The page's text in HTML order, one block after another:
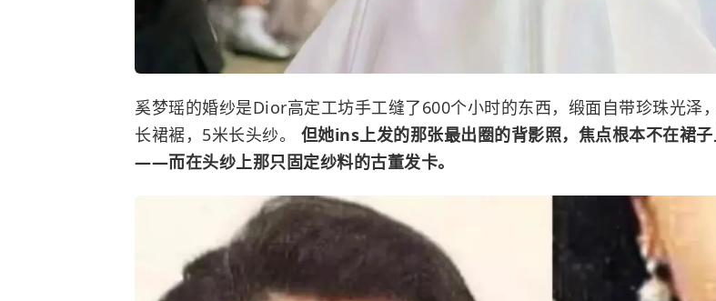
奚梦瑶的婚纱是Dior高定工坊手工缝了600个小时的东西，缎面自带珍珠光泽
长裙裾，5米长头纱。 但她ins上发的那张最出圈的背影照，焦点根本不在裙子
——而在头纱上那只固定纱料的古董发卡。